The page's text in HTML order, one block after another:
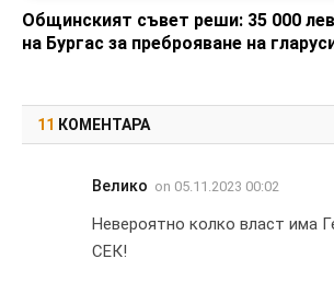
Общинският съвет реши: 35 000
на Бургас за преброяване на
11 КОМЕНТАРА
Велико on 05.11.2023 00:02
Невероятно колко власт има
СЕК!